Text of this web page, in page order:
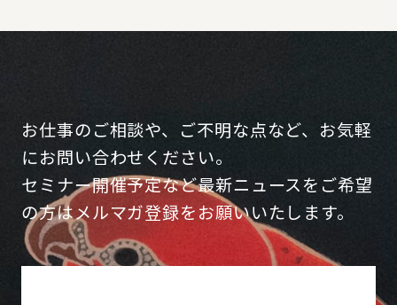
お仕事のご相談や、ご不明な点など、お気軽
にお問い合わせください。
セミナー開催予定など最新ニュースをご希望
の方はメルマガ登録をお願いいたします。